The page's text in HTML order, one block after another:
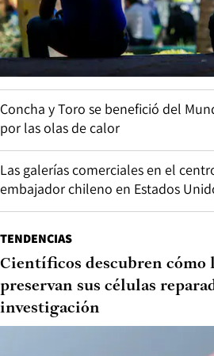
Concha y Toro se benefició del
por las olas de calor
Las galerías comerciales en el
embajador chileno en Estados
TENDENCIAS
Científicos descubren cómo
preservan sus células
investigación